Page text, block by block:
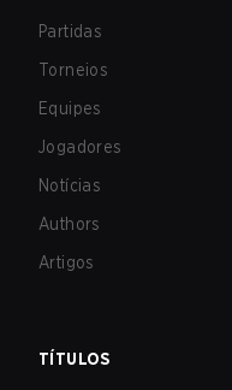
Partidas
Torneios
Equipes
Jogadores
Notícias
Authors
Artigos
TÍTULOS